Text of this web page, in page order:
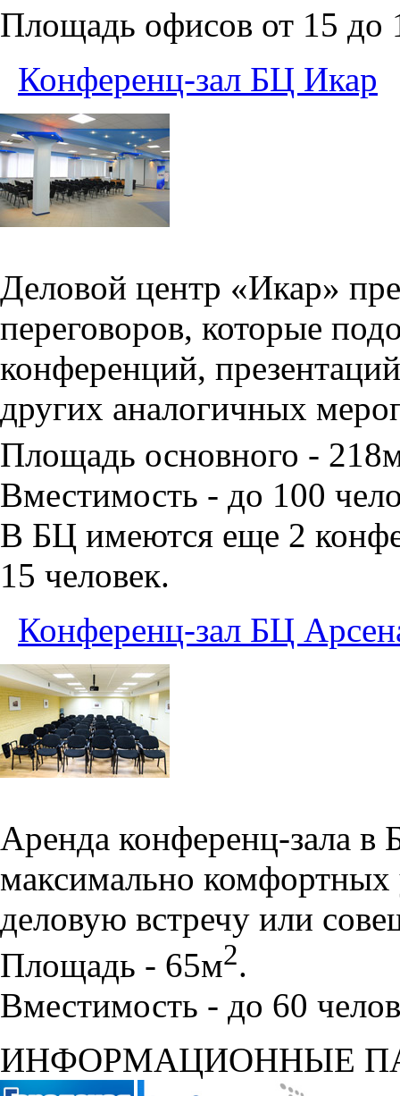
Площадь офисов от 15 до
Конференц-зал БЦ Икар
Деловой центр «Икар»
переговоров, которые
конференций,
других аналогичных
Площадь основного -
Вместимость - до 100
В БЦ имеются еще 2
15 человек.
Конференц-зал БЦ
Аренда конференц-зала в
максимально комфортных
деловую встречу или
Площадь - 65м2.
Вместимость - до 60
ИНФОРМАЦИОННЫЕ